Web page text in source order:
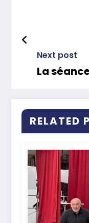
Next post
La
RELATED